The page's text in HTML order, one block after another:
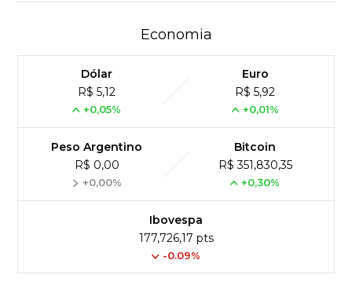
Economia
Dólar
R$ 5,12
+0,05%
Euro
R$ 5,92
+0,01%
Peso Argentino
R$ 0,00
+0,00%
Bitcoin
R$ 351,830,35
+0,30%
Ibovespa
177,726,17 pts
-0.09%